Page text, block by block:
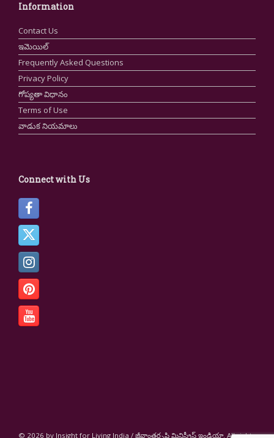
Information
Contact Us
ఇమెయిల్
Frequently Asked Questions
Privacy Policy
గోప్యతా విధానం
Terms of Use
వాడుక నియమాలు
Connect with Us
© 2026 by Insight for Living India / జీవాంతర్దృష్టి మినిస్ట్రీస్ ఇండియా. All rights